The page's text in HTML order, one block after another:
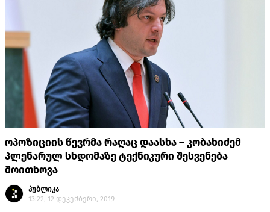
ოპოზიციის წევრმა რაღაც დაასხა – კობახიძემ
პლენარულ სხდომაზე ტექნიკური შესვენება
მოითხოვა
პუბლიკა
13:22, 12 დეკემბერი, 2019